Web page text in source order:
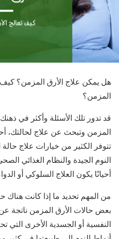
هل يمكن علاج الأرق المزمن؟
المزمن؟
قد تدور تلك الأسئلة وأكثر في
المزمن وتبحث عن علاج لحالتك،
تتوفر الكثير من خيارات علاج
النوم الجيدة والنظام الغذائي
أحيانًا يكون العلاج السلوكي أو
من المهم تحديد ما إذا كانت هناك
بعض حالات الأرق المزمن ناتجة
النفسية أو الجسدية الأخرى التي